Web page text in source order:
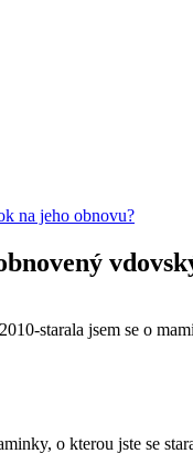
na jeho obnovu?
starala jsem se o
o kterou jste se